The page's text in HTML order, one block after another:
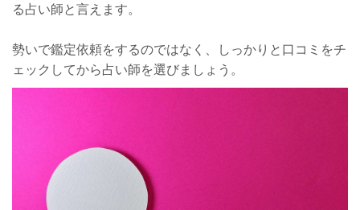
る占い師と言えます。
勢いで鑑定依頼をするのではなく、しっかりと口コミをチ
ェックしてから占い師を選びましょう。